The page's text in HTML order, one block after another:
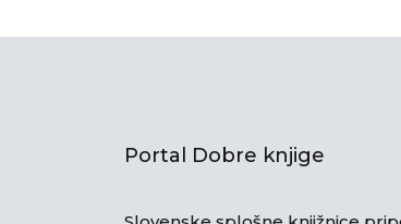
Portal Dobre knjige